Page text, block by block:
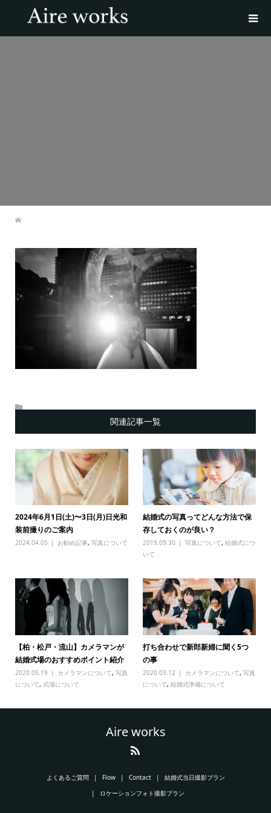
関連記事一覧
2024年6月1日(土)〜3日(月)日光和
装前撮りのご案内
2024.04.05 お勧め記事, 写真について
結婚式の写真ってどんな方法で保
存しておくのが良い？
2019.09.30 写真について,結婚式につ
いて
【柏・松戸・流山】カメラマンが
結婚式場のおすすめポイント紹介
2020.05.19 カメラマンについて, 写真
について, 式場について
打ち合わせで新郎新婦に聞く5つ
の事
2020.03.12 カメラマンについて,写真
について,結婚式準備について
Aire works
よくあるご質問 Flow Contact
結婚式当日撮影プラン
ロケーションフォト撮影プラン